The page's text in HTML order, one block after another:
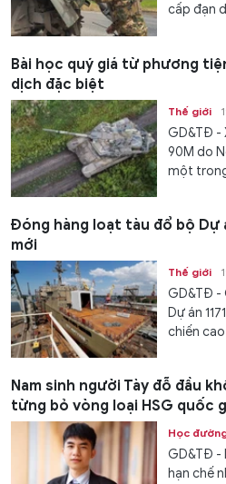
cấp đạn
Bài học quý giá từ phương
dịch đặc biệt
Thế giới
GD&TĐ -
90M do
một
Đóng hàng loạt tàu đổ bộ Dự
mới
Thế giới
GD&TĐ -
Dự án
chiến
Nam sinh người Tày đỗ đầu
từng bỏ vòng loại HSG quốc
Học
GD&TĐ -
hạn chế